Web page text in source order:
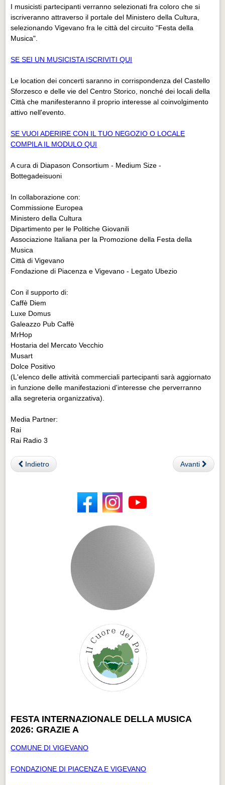
I musicisti partecipanti verranno selezionati fra coloro che si
iscriveranno attraverso il portale del Ministero della Cultura,
selezionando Vigevano fra le città del circuito “Festa della
Musica".
SE SEI UN MUSICISTA ISCRIVITI QUI
Le location dei concerti saranno in corrispondenza del Castello
Sforzesco e delle vie del Centro Storico, nonché dei locali della
Città che manifesteranno il proprio interesse al coinvolgimento
attivo nell'evento.
SE VUOI ADERIRE CON IL TUO NEGOZIO O LOCALE
COMPILA IL MODULO QUI
A cura di Diapason Consortium - Medium Size -
Bottegadeisuoni
In collaborazione con:
Commissione Europea
Ministero della Cultura
Dipartimento per le Politiche Giovanili
Associazione Italiana per la Promozione della Festa della
Musica
Città di Vigevano
Fondazione di Piacenza e Vigevano - Legato Ubezio
Con il supporto di:
Caffè Diem
Luxe Domus
Galeazzo Pub Caffè
MrHop
Hostaria del Mercato Vecchio
Musart
Dolce Positivo
(L'elenco delle attività commerciali partecipanti sarà aggiornato
in funzione delle manifestazioni d'interesse che perverranno
alla segreteria organizzativa).
Media Partner:
Rai
Rai Radio 3
Indietro Avanti
FESTA INTERNAZIONALE DELLA MUSICA
2026: GRAZIE A
COMUNE DI VIGEVANO
FONDAZIONE DI PIACENZA E VIGEVANO